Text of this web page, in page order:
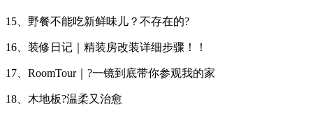
15、野餐不能吃新鲜味儿？不存在的?
16、装修日记｜精装房改装详细步骤！！
17、RoomTour｜?一镜到底带你参观我的家
18、木地板?温柔又治愈